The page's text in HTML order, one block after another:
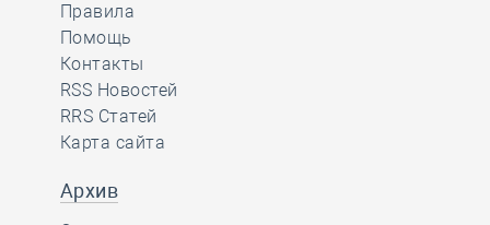
Правила
Помощь
Контакты
RSS Новостей
RRS Статей
Карта сайта
Архив